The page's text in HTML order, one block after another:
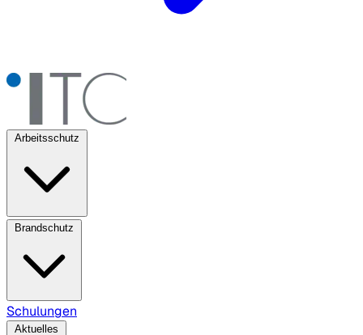
Arbeitsschutz
Brandschutz
Schulungen
Aktuelles